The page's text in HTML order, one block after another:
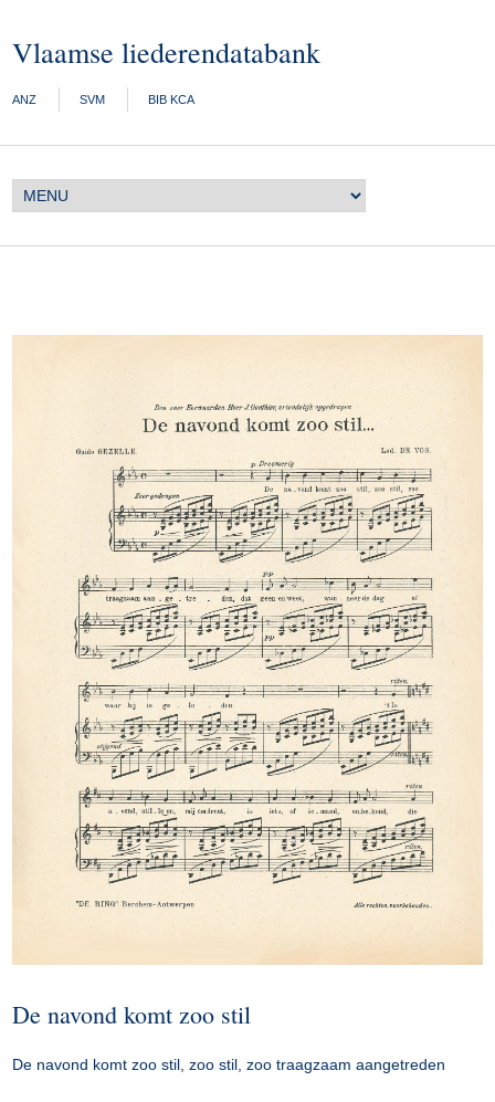
Vlaamse liederendatabank
ANZ SVM BIB KCA
De navond komt zoo stil
De navond komt zoo stil, zoo stil, zoo traagzaam aangetreden